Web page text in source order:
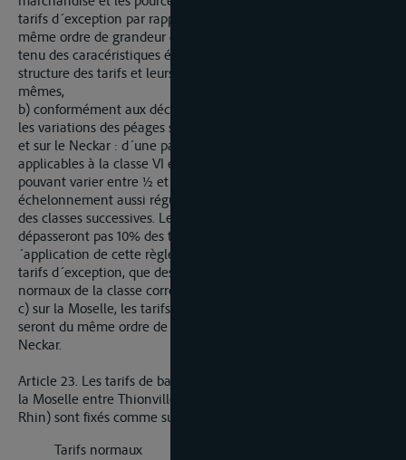
tarifs d´exception par rapport aux recettes totales seront du
même ordre de grandeur que sur le Main et le Neckar, compte
tenu des caracéristiques économiques du trafic ; par ailleurs, la
structure des tarifs et leurs conditions d´application seront les
mêmes,
b) conformément aux déclarations du Gouvernement Fédéral,
les variations des péages susceptibles d´intervenir sur le Main
et sur le Neckar : d´une part, maintiendront les péages
applicables à la classe VI et à la classe I dans un rapport
pouvant varier entre ½ et ¼, d´autre part, maintiendront un
échelonnement aussi régulier que possible entre les péages
des classes successives. Les dérogations éventuelles ne
dépasseront pas 10% des taux résultant normalement de l
´application de cette règle, enfin, ne comporteront, pour les
tarifs d´exception, que des réductions par rapport aux tarifs
normaux de la classe correspondante ne dépassant pas 50%,
c) sur la Moselle, les tarifs sur la circulation des passagers
seront du même ordre de grandeur que sur le Main et le
Neckar.
Article 23. Les tarifs de base valeur 1er Juillet 1956 afférents à
la Moselle entre Thionville et Coblence (confluent avec le
Rhin) sont fixés comme suit par tonne/kilomètre :
Tarifs normaux